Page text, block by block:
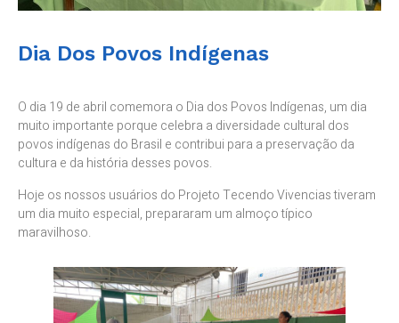
Dia Dos Povos Indígenas
O dia 19 de abril comemora o Dia dos Povos Indígenas, um dia
muito importante porque celebra a diversidade cultural dos
povos indígenas do Brasil e contribui para a preservação da
cultura e da história desses povos.
Hoje os nossos usuários do Projeto Tecendo Vivencias tiveram
um dia muito especial, prepararam um almoço típico
maravilhoso.